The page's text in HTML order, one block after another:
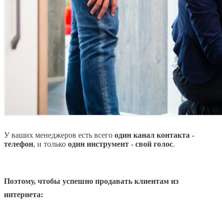
У ваших менеджеров есть всего один канал контакта -
телефон, и только один инструмент - свой голос.
Поэтому, чтобы успешно продавать клиентам из
интернета: